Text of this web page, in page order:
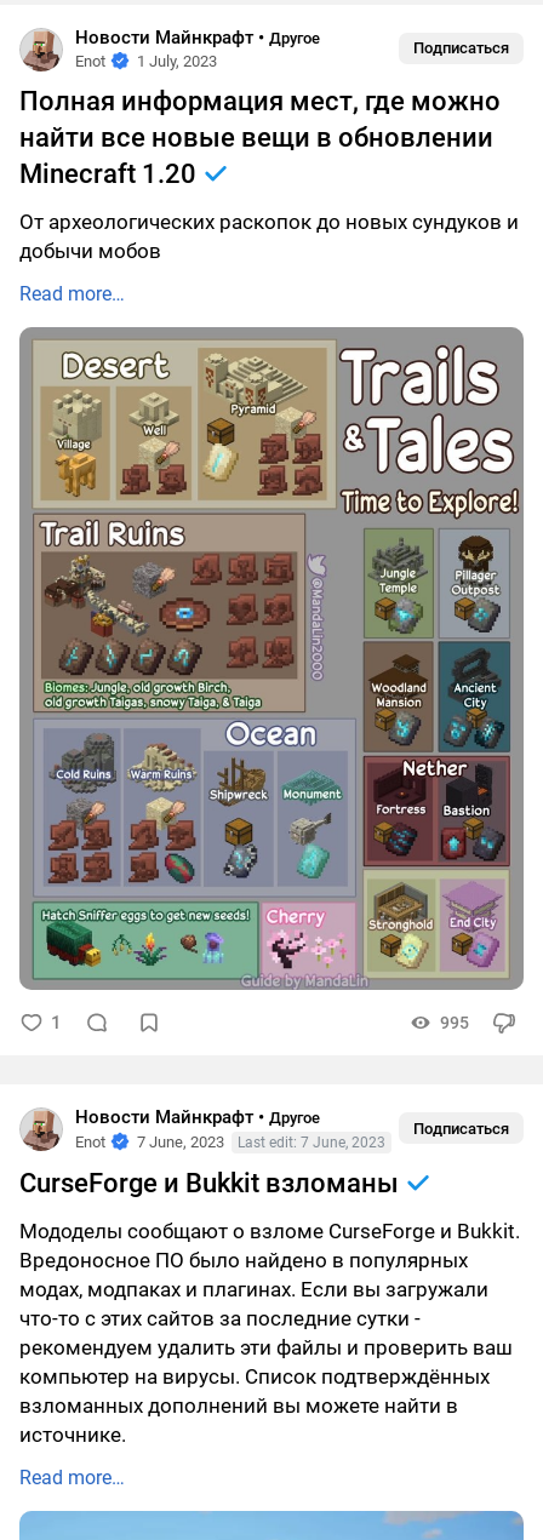
Новости Майнкрафт• Другое
Enot
1 July, 2023
Подписаться
Полная информация мест, где можно
найти все новые вещи в обновлении
Minecraft 1.20
От археологических раскопок до новых сундуков и
добычи мобов
Read more…
1 995
Новости Майнкрафт• Другое
Enot
7 June, 2023 Last edit: 7 June, 2023
Подписаться
CurseForge и Bukkit взломаны
Мододелы сообщают о взломе CurseForge и Bukkit.
Вредоносное ПО было найдено в популярных
модах, модпаках и плагинах. Если вы загружали
что-то с этих сайтов за последние сутки -
рекомендуем удалить эти файлы и проверить ваш
компьютер на вирусы. Список подтверждённых
взломанных дополнений вы можете найти в
источнике.
Read more…